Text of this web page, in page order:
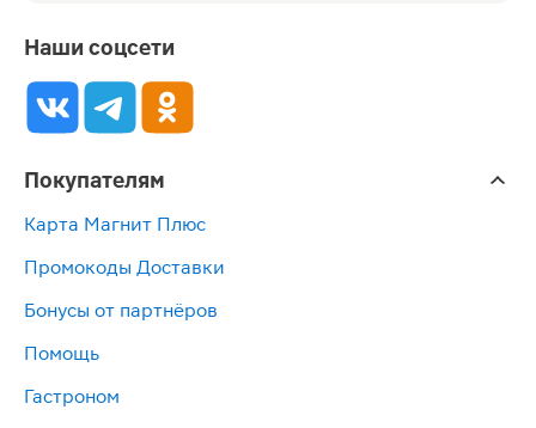
Наши соцсети
Покупателям
Карта Магнит Плюс
Промокоды Доставки
Бонусы от партнёров
Помощь
Гастроном